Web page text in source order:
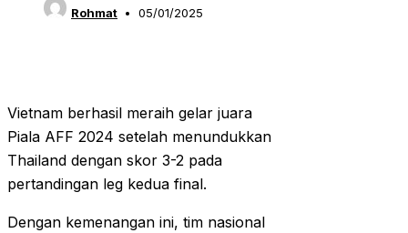
Rohmat 05/01/2025
Vietnam berhasil meraih gelar juara
Piala AFF 2024 setelah menundukkan
Thailand dengan skor 3-2 pada
pertandingan leg kedua final.
Dengan kemenangan ini, tim nasional